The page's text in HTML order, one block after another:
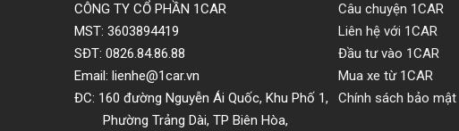
CÔNG TY CỔ PHẦN 1CAR
MST: 3603894419
SĐT: 0826.84.86.88
Email: lienhe@1car.vn
ĐC: 160 đường Nguyễn Ái Quốc, Khu Phố 1,
Phường Trảng Dài, TP Biên Hòa,
Câu chuyện 1CAR
Liên hệ với 1CAR
Đầu tư vào 1CAR
Mua xe từ 1CAR
Chính sách bảo mật